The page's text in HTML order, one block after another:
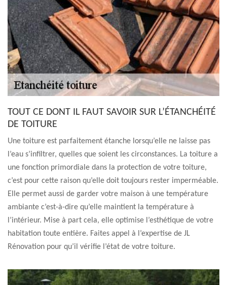
TOUT CE DONT IL FAUT SAVOIR SUR L’ÉTANCHÉITÉ
DE TOITURE
Une toiture est parfaitement étanche lorsqu’elle ne laisse pas
l’eau s’infiltrer, quelles que soient les circonstances. La toiture a
une fonction primordiale dans la protection de votre toiture,
c’est pour cette raison qu’elle doit toujours rester imperméable.
Elle permet aussi de garder votre maison à une température
ambiante c’est-à-dire qu’elle maintient la température à
l’intérieur. Mise à part cela, elle optimise l’esthétique de votre
habitation toute entière. Faites appel à l’expertise de JL
Rénovation pour qu’il vérifie l’état de votre toiture.